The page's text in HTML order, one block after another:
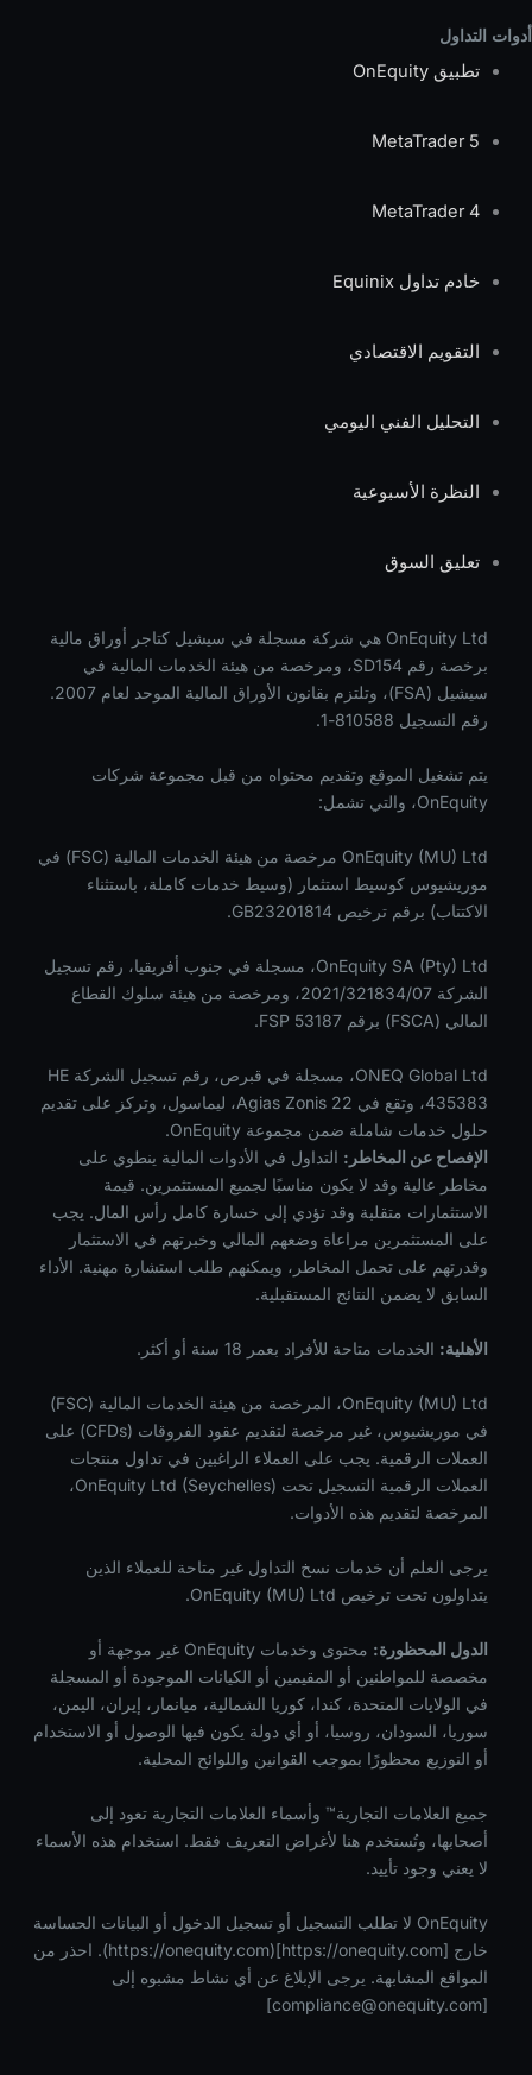
أدوات التداول
تطبيق OnEquity
MetaTrader 5
MetaTrader 4
خادم تداول Equinix
التقويم الاقتصادي
التحليل الفني اليومي
النظرة الأسبوعية
تعليق السوق
OnEquity Ltd هي شركة مسجلة في سيشيل كتاجر أوراق مالية
برخصة رقم SD154، ومرخصة من هيئة الخدمات المالية في
سيشيل (FSA)، وتلتزم بقانون الأوراق المالية الموحد لعام 2007.
رقم التسجيل 810588-1.
يتم تشغيل الموقع وتقديم محتواه من قبل مجموعة شركات
OnEquity، والتي تشمل:
OnEquity (MU) Ltd مرخصة من هيئة الخدمات المالية (FSC) في
موريشيوس كوسيط استثمار (وسيط خدمات كاملة، باستثناء
الاكتتاب) برقم ترخيص GB23201814.
OnEquity SA (Pty) Ltd، مسجلة في جنوب أفريقيا، رقم تسجيل
الشركة 2021/321834/07، ومرخصة من هيئة سلوك القطاع
المالي (FSCA) برقم FSP 53187.
ONEQ Global Ltd، مسجلة في قبرص، رقم تسجيل الشركة HE
435383، وتقع في Agias Zonis 22، ليماسول، وتركز على تقديم
حلول خدمات شاملة ضمن مجموعة OnEquity.
الإفصاح عن المخاطر: التداول في الأدوات المالية ينطوي على
مخاطر عالية وقد لا يكون مناسبًا لجميع المستثمرين. قيمة
الاستثمارات متقلبة وقد تؤدي إلى خسارة كامل رأس المال. يجب
على المستثمرين مراعاة وضعهم المالي وخبرتهم في الاستثمار
وقدرتهم على تحمل المخاطر، ويمكنهم طلب استشارة مهنية. الأداء
السابق لا يضمن النتائج المستقبلية.
الأهلية: الخدمات متاحة للأفراد بعمر 18 سنة أو أكثر.
OnEquity (MU) Ltd، المرخصة من هيئة الخدمات المالية (FSC)
في موريشيوس، غير مرخصة لتقديم عقود الفروقات (CFDs) على
العملات الرقمية. يجب على العملاء الراغبين في تداول منتجات
العملات الرقمية التسجيل تحت OnEquity Ltd (Seychelles)،
المرخصة لتقديم هذه الأدوات.
يرجى العلم أن خدمات نسخ التداول غير متاحة للعملاء الذين
يتداولون تحت ترخيص OnEquity (MU) Ltd.
الدول المحظورة:
محتوى وخدمات OnEquity غير موجهة أو
مخصصة للمواطنين أو المقيمين أو الكيانات الموجودة أو المسجلة
في الولايات المتحدة، كندا، كوريا الشمالية، ميانمار، إيران، اليمن،
سوريا، السودان، روسيا، أو أي دولة يكون فيها الوصول أو الاستخدام
أو التوزيع محظورًا بموجب القوانين واللوائح المحلية.
جميع العلامات التجارية™ وأسماء العلامات التجارية تعود إلى
أصحابها، وتُستخدم هنا لأغراض التعريف فقط. استخدام هذه الأسماء
لا يعني وجود تأييد.
OnEquity لا تطلب التسجيل أو تسجيل الدخول أو البيانات الحساسة
خارج [https://onequity.com](https://onequity.com). احذر من
المواقع المشابهة. يرجى الإبلاغ عن أي نشاط مشبوه إلى
[
compliance@onequity.com
]